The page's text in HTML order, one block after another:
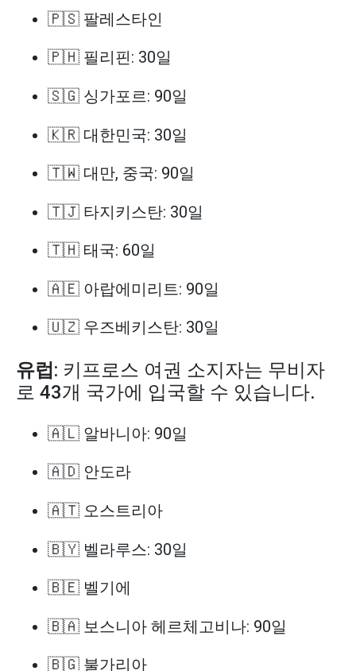
🇵🇸 팔레스타인
🇵🇭 필리핀: 30일
🇸🇬 싱가포르: 90일
🇰🇷 대한민국: 30일
🇹🇼 대만, 중국: 90일
🇹🇯 타지키스탄: 30일
🇹🇭 태국: 60일
🇦🇪 아랍에미리트: 90일
🇺🇿 우즈베키스탄: 30일
유럽 : 키프로스 여권 소지자는 무비자
로 43개 국가에 입국할 수 있습니다.
🇦🇱 알바니아: 90일
🇦🇩 안도라
🇦🇹 오스트리아
🇧🇾 벨라루스: 30일
🇧🇪 벨기에
🇧🇦 보스니아 헤르체고비나: 90일
🇧🇬 불가리아